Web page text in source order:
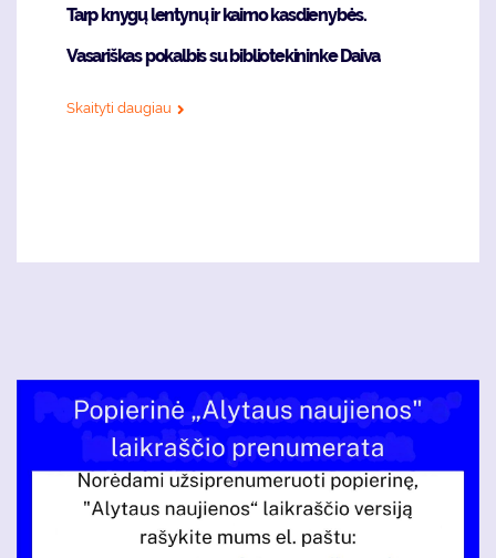
Tarp knygų lentynų ir kaimo kasdienybės.
Vasariškas pokalbis su bibliotekininke Daiva
Skaityti daugiau